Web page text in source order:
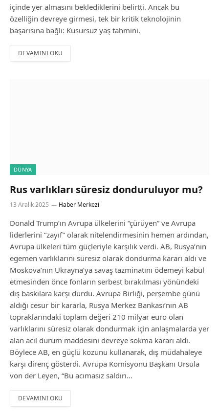
içinde yer almasını beklediklerini belirtti. Ancak bu
özelliğin devreye girmesi, tek bir kritik teknolojinin
başarısına bağlı: Kusursuz yaş tahmini.
DEVAMINI OKU
DÜNYA
Rus varlıkları süresiz donduruluyor mu?
13 Aralık 2025 Haber Merkezi
Donald Trump’ın Avrupa ülkelerini “çürüyen” ve Avrupa
liderlerini “zayıf” olarak nitelendirmesinin hemen ardından,
Avrupa ülkeleri tüm güçleriyle karşılık verdi. AB, Rusya’nın
egemen varlıklarını süresiz olarak dondurma kararı aldı ve
Moskova’nın Ukrayna’ya savaş tazminatını ödemeyi kabul
etmesinden önce fonların serbest bırakılması yönündeki
dış baskılara karşı durdu. Avrupa Birliği, perşembe günü
aldığı cesur bir kararla, Rusya Merkez Bankası’nın AB
topraklarındaki toplam değeri 210 milyar euro olan
varlıklarını süresiz olarak dondurmak için anlaşmalarda yer
alan acil durum maddesini devreye sokma kararı aldı.
Böylece AB, en güçlü kozunu kullanarak, dış müdahaleye
karşı direnç gösterdi. Avrupa Komisyonu Başkanı Ursula
von der Leyen, “Bu acımasız saldırı…
DEVAMINI OKU